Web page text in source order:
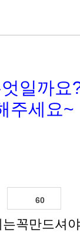
일까요
주세요~
60
꼭만드셔